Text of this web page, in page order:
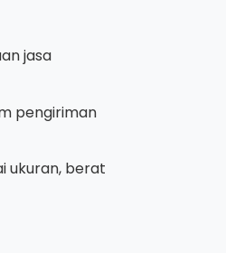
jasa
pengiriman
ukuran, berat